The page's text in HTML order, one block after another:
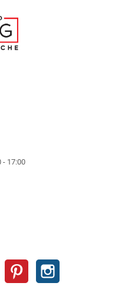
- 17:00
YouTube Pinterest